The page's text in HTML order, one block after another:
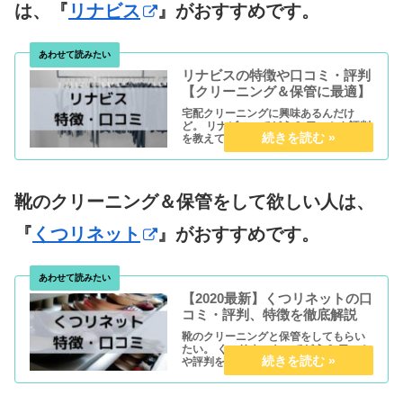
は、『 リナビス 』がおすすめです。
リナビスの特徴や口コミ・評判
【クリーニング＆保管に最適】
宅配クリーニングに興味あるんだけ
ど。 リナビスってどう？ 口コミや評判
を教えて欲しい。 こんな疑問にお答え
します。 本記事では、保管＆クリーニ
ングのサービスを提供している『リナ
靴のクリーニング＆保管をして欲しい人は、
『 くつリネット 』がおすすめです。
【2020最新】くつリネットの口
コミ・評判、特徴を徹底解説
靴のクリーニングと保管をしてもらい
たい。 くつリネットってどう？ 口コミ
や評判を知りたい。 こんな疑問にお答
えします。 本記事では、『くつリネッ
トの特徴・口コミ・評判』について分